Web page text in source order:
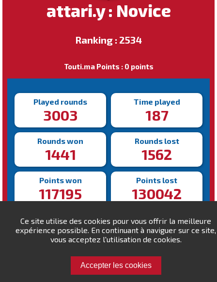
Ce site utilise des cookies pour vous offrir la meilleure
expérience possible. En continuant à naviguer sur ce site,
vous acceptez l'utilisation de cookies.
Accepter les cookies
attari.y : Novice
Ranking : 2534
Touti.ma Points : 0 points
Played rounds
3003
Time played
187
Rounds won
1441
Rounds lost
1562
Points won
117195
Points lost
130042
Fastest victory
96s
Slowest victory
2203s
Challenge attari.y !